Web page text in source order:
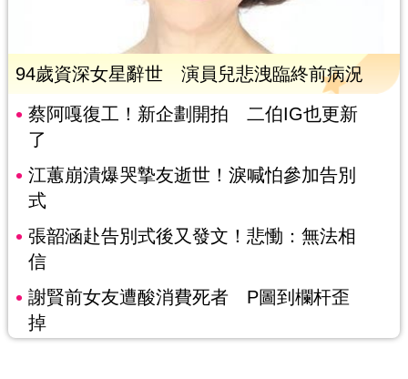
94歲資深女星辭世 演員兒悲洩臨終前病況
蔡阿嘎復工！新企劃開拍 二伯IG也更新
了
江蕙崩潰爆哭摯友逝世！淚喊怕參加告別
式
張韶涵赴告別式後又發文！悲慟：無法相
信
謝賢前女友遭酸消費死者 P圖到欄杆歪
掉